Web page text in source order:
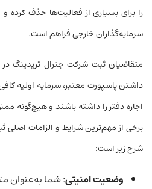
را برای بسیاری از فعالیت‌ها حذف کرده
سرمایه‌گذاران خارجی فراهم است.
متقاضیان ثبت شرکت جنرال تریدینگ در
داشتن پاسپورت معتبر، سرمایه اولیه
اجاره دفتر را داشته باشند و هیچ‌گونه
برخی از مهم‌ترین شرایط و الزامات
شرح زیر است:
وضعیت امنیتی: شما به‌عنوان